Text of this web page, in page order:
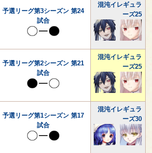
予選リーグ第3シーズン 第24
試合
混沌イレギュラ
ーズ25
予選リーグ第2シーズン 第21
試合
混沌イレギュラ
ーズ25
予選リーグ第1シーズン 第17
試合
混沌イレギュラ
ーズ30